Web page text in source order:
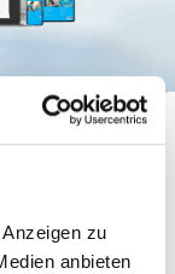
zu
anbieten